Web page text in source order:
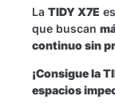
La TIDY X7E
que buscan
continuo sin
¡Consigue la
espacios